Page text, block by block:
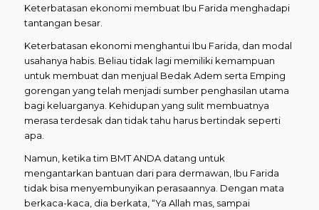
Keterbatasan ekonomi membuat Ibu Farida menghadapi
tantangan besar.
Keterbatasan ekonomi menghantui Ibu Farida, dan modal
usahanya habis. Beliau tidak lagi memiliki kemampuan
untuk membuat dan menjual Bedak Adem serta Emping
gorengan yang telah menjadi sumber penghasilan utama
bagi keluarganya. Kehidupan yang sulit membuatnya
merasa terdesak dan tidak tahu harus bertindak seperti
apa.
Namun, ketika tim BMT ANDA datang untuk
mengantarkan bantuan dari para dermawan, Ibu Farida
tidak bisa menyembunyikan perasaannya. Dengan mata
berkaca-kaca, dia berkata, “Ya Allah mas, sampai